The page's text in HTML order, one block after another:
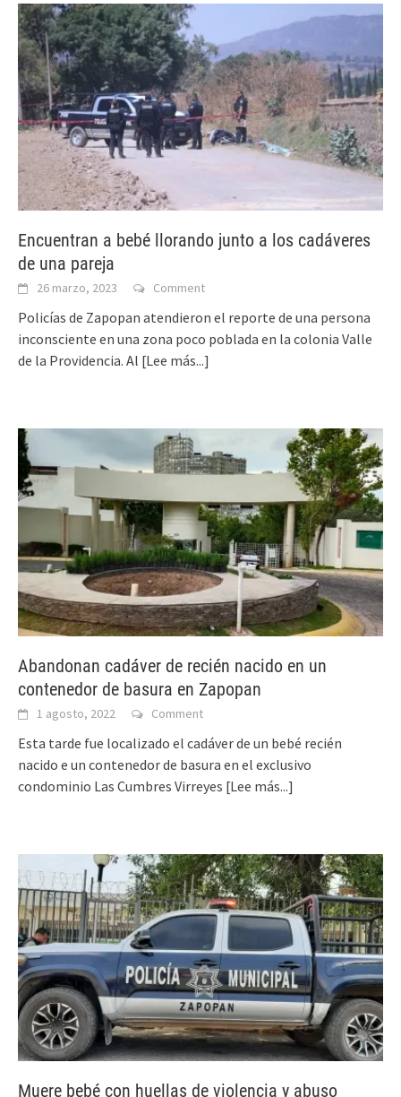
Encuentran a bebé llorando junto a los cadáveres
de una pareja
26 marzo, 2023 Comment
Policías de Zapopan atendieron el reporte de una persona
inconsciente en una zona poco poblada en la colonia Valle
de la Providencia. Al [Lee más...]
Abandonan cadáver de recién nacido en un
contenedor de basura en Zapopan
1 agosto, 2022 Comment
Esta tarde fue localizado el cadáver de un bebé recién
nacido e un contenedor de basura en el exclusivo
condominio Las Cumbres Virreyes [Lee más...]
Muere bebé con huellas de violencia y abuso